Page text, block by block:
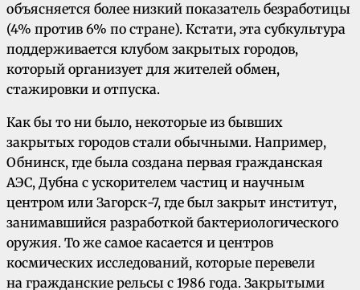
объясняется более низкий показатель безработицы
(4% против 6% по стране). Кстати, эта субкультура
поддерживается клубом закрытых городов,
который организует для жителей обмен,
стажировки и отпуска.
Как бы то ни было, некоторые из бывших
закрытых городов стали обычными. Например,
Обнинск, где была создана первая гражданская
АЭС, Дубна с ускорителем частиц и научным
центром или Загорск-7, где был закрыт институт,
занимавшийся разработкой бактериологического
оружия. То же самое касается и центров
космических исследований, которые перевели
на гражданские рельсы с 1986 года. Закрытыми